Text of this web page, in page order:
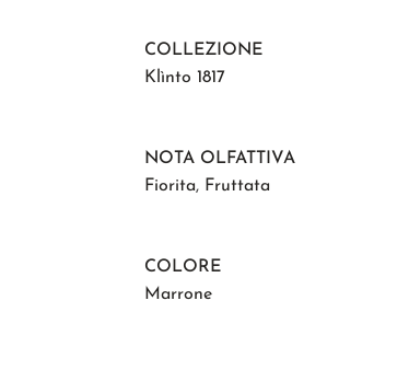
COLLEZIONE
Klìnto 1817
NOTA OLFATTIVA
Fiorita, Fruttata
COLORE
Marrone